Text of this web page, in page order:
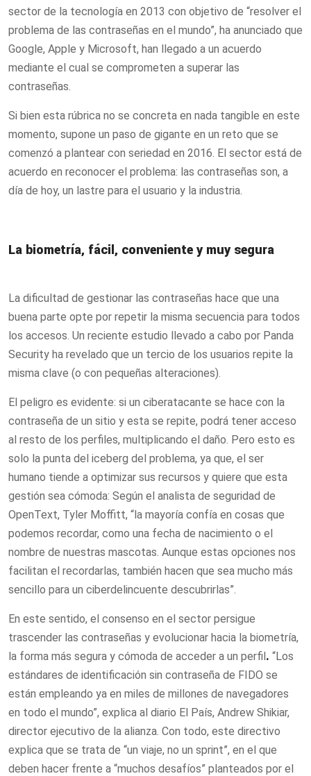
sector de la tecnología en 2013 con objetivo de “resolver el
problema de las contraseñas en el mundo”, ha anunciado que
Google, Apple y Microsoft, han llegado a un acuerdo
mediante el cual se comprometen a superar las
contraseñas.
Si bien esta rúbrica no se concreta en nada tangible en este
momento, supone un paso de gigante en un reto que se
comenzó a plantear con seriedad en 2016. El sector está de
acuerdo en reconocer el problema: las contraseñas son, a
día de hoy, un lastre para el usuario y la industria.
La biometría, fácil, conveniente y muy segura
La dificultad de gestionar las contraseñas hace que una
buena parte opte por repetir la misma secuencia para todos
los accesos. Un reciente estudio llevado a cabo por Panda
Security ha revelado que un tercio de los usuarios repite la
misma clave (o con pequeñas alteraciones).
El peligro es evidente: si un ciberatacante se hace con la
contraseña de un sitio y esta se repite, podrá tener acceso
al resto de los perfiles, multiplicando el daño. Pero esto es
solo la punta del iceberg del problema, ya que, el ser
humano tiende a optimizar sus recursos y quiere que esta
gestión sea cómoda: Según el analista de seguridad de
OpenText, Tyler Moffitt, “la mayoría confía en cosas que
podemos recordar, como una fecha de nacimiento o el
nombre de nuestras mascotas. Aunque estas opciones nos
facilitan el recordarlas, también hacen que sea mucho más
sencillo para un ciberdelincuente descubrirlas”.
En este sentido, el consenso en el sector persigue
trascender las contraseñas y evolucionar hacia la biometría,
la forma más segura y cómoda de acceder a un perfil. “Los
estándares de identificación sin contraseña de FIDO se
están empleando ya en miles de millones de navegadores
en todo el mundo”, explica al diario El País, Andrew Shikiar,
director ejecutivo de la alianza. Con todo, este directivo
explica que se trata de “un viaje, no un sprint”, en el que
deben hacer frente a “muchos desafíos” planteados por el